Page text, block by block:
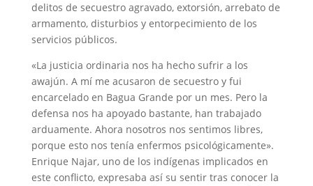
delitos de secuestro agravado, extorsión, arrebato de
armamento, disturbios y entorpecimiento de los
servicios públicos.
«La justicia ordinaria nos ha hecho sufrir a los
awajún. A mí me acusaron de secuestro y fui
encarcelado en Bagua Grande por un mes. Pero la
defensa nos ha apoyado bastante, han trabajado
arduamente. Ahora nosotros nos sentimos libres,
porque esto nos tenía enfermos psicológicamente».
Enrique Najar, uno de los indígenas implicados en
este conflicto, expresaba así su sentir tras conocer la